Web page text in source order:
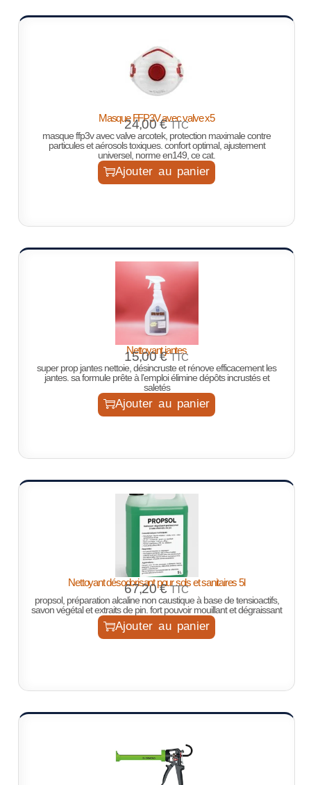
Masque FFP3V avec valve x5
24,00€ TTC
masque ffp3v avec valve arcotek, protection maximale contre
particules et aérosols toxiques. confort optimal, ajustement
universel, norme en149, ce cat.
Ajouter au panier
Nettoyant jantes
15,00€ TTC
super prop jantes nettoie, désincruste et rénove efficacement les
jantes. sa formule prête à l’emploi élimine dépôts incrustés et
saletés
Ajouter au panier
Nettoyant désodorisant pour sols et sanitaires 5l
67,20€ TTC
propsol, préparation alcaline non caustique à base de tensioactifs,
savon végétal et extraits de pin. fort pouvoir mouillant et dégraissant
Ajouter au panier